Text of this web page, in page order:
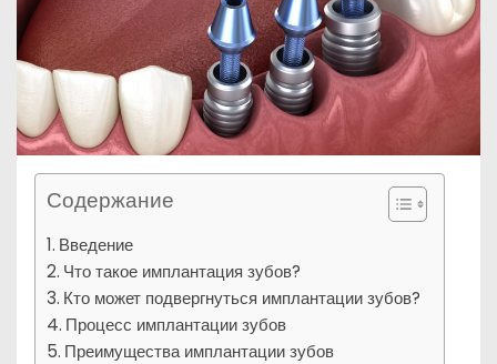
Содержание
Введение
Что такое имплантация зубов?
Кто может подвергнуться имплантации зубов?
Процесс имплантации зубов
Преимущества имплантации зубов